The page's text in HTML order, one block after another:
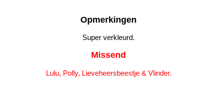
Opmerkingen
Super verkleurd.
Missend
Lulu, Polly, Lieveheersbeestje & Vlinder.